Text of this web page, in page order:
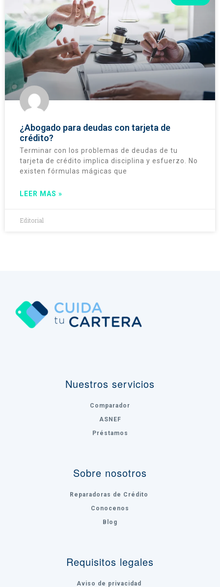
¿Abogado para deudas con tarjeta de
crédito?
Terminar con los problemas de deudas de tu
tarjeta de crédito implica disciplina y esfuerzo. No
existen fórmulas mágicas que
LEER MAS »
Editorial
Nuestros servicios
Comparador
ASNEF
Préstamos
Sobre nosotros
Reparadoras de Crédito
Conocenos
Blog
Requisitos legales
Aviso de privacidad